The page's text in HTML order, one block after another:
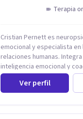
Terapia
Cristian Pernett es
emocional y especialista en
relaciones humanas.
inteligencia emocional y
para convertir la evidencia
herramientas prácticas que
que las personas viven,
Ver perfil